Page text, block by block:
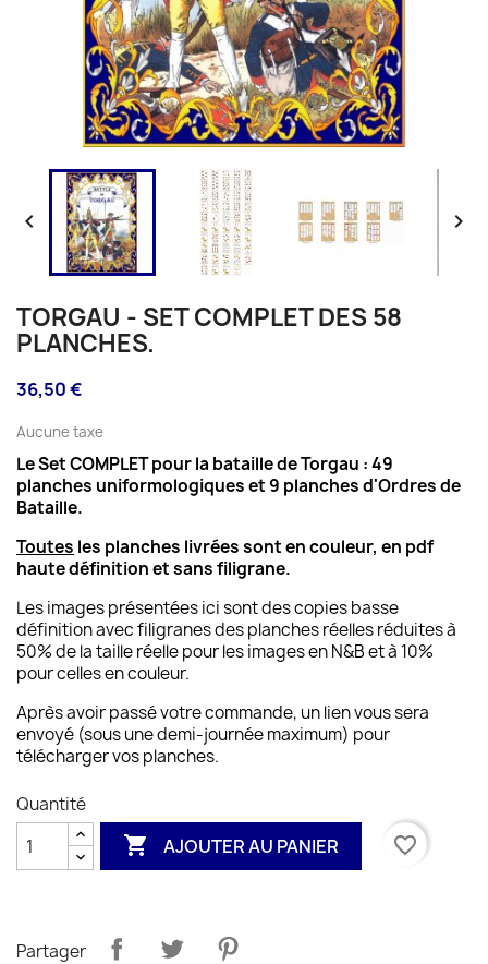
 
TORGAU - SET COMPLET DES 58
PLANCHES.
36,50 €
Aucune taxe
Le Set COMPLET pour la bataille de Torgau : 49
planches uniformologiques et 9 planches d'Ordres de
Bataille.
Toutes les planches livrées sont en couleur, en pdf
haute définition et sans filigrane.
Les images présentées ici sont des copies basse
définition avec filigranes des planches réelles réduites à
50% de la taille réelle pour les images en N&B et à 10%
pour celles en couleur.
Après avoir passé votre commande, un lien vous sera
envoyé (sous une demi-journée maximum) pour
télécharger vos planches.
Quantité
 AJOUTER AU PANIER favorite_border
Partager